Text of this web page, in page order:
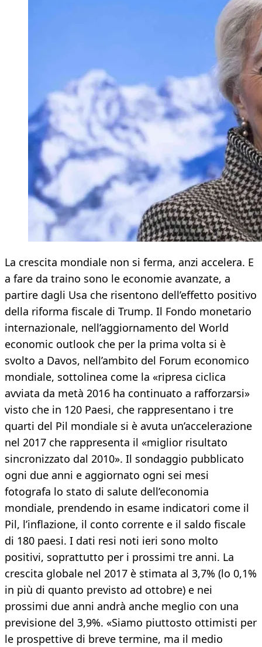
La crescita mondiale non si ferma, anzi accelera. E
a fare da traino sono le economie avanzate, a
partire dagli Usa che risentono dell’effetto positivo
della riforma fiscale di Trump. Il Fondo monetario
internazionale, nell’aggiornamento del World
economic outlook che per la prima volta si è
svolto a Davos, nell’ambito del Forum economico
mondiale, sottolinea come la «ripresa ciclica
avviata da metà 2016 ha continuato a rafforzarsi»
visto che in 120 Paesi, che rappresentano i tre
quarti del Pil mondiale si è avuta un’accelerazione
nel 2017 che rappresenta il «miglior risultato
sincronizzato dal 2010». Il sondaggio pubblicato
ogni due anni e aggiornato ogni sei mesi
fotografa lo stato di salute dell’economia
mondiale, prendendo in esame indicatori come il
Pil, l’inflazione, il conto corrente e il saldo fiscale
di 180 paesi. I dati resi noti ieri sono molto
positivi, soprattutto per i prossimi tre anni. La
crescita globale nel 2017 è stimata al 3,7% (lo 0,1%
in più di quanto previsto ad ottobre) e nei
prossimi due anni andrà anche meglio con una
previsione del 3,9%. «Siamo piuttosto ottimisti per
le prospettive di breve termine, ma il medio